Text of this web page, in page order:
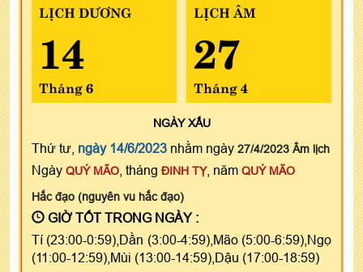
LỊCH DƯƠNG
14
Tháng 6
LỊCH ÂM
27
Tháng 4
NGÀYXẤU
Thứ tư, ngày 14/6/2023 nhằm ngày 27/4/2023 Âm lịch
Ngày QUÝ MÃO , tháng ĐINH TỴ, năm QUÝ MÃO
Hắc đạo (nguyên vu hắc đạo)
GIỜ TỐT TRONG NGÀY :
Tí (23:00-0:59),Dần (3:00-4:59),Mão (5:00-6:59),Ngọ
(11:00-12:59),Mùi (13:00-14:59),Dậu (17:00-18:59)